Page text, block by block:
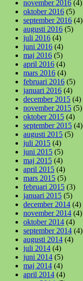
november 2016 (4)
oktober 2016 (5)
september 2016 (4)
augusti 2016 (5)
juli 2016 (4)
juni 2016 (4)
maj 2016 (5)
april 2016 (4)
mars 2016 (4)
februari 2016 (5)
januari 2016 (4)
december 2015 (4)
november 2015 (5)
oktober 2015 (4)
september 2015 (4)
augusti 2015 (5)
juli 2015 (4)
juni 2015 (5)
maj 2015 (4)
april 2015 (4)
mars 2015 (5)
februari 2015 (3)
januari 2015 (5)
december 2014 (4)
november 2014 (4)
oktober 2014 (4)
september 2014 (4)
augusti 2014 (4)
juli 2014 (4)
juni 2014 (5)
maj 2014 (4)
april 2014 (4)